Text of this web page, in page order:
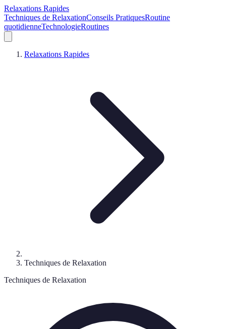
Relaxations Rapides
Techniques de RelaxationConseils PratiquesRoutine
quotidienneTechnologieRoutines
Relaxations Rapides
Techniques de Relaxation
Techniques de Relaxation